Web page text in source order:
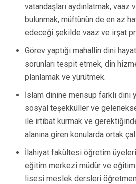
vatandaşları aydınlatmak,
bulunmak, müftünün de en az
edeceği şekilde vaaz ve irşat
Görev yaptığı mahallin dini
sorunları tespit etmek, din
planlamak ve yürütmek.
İslam dinine mensup farklı dini
sosyal teşekküller ve
ile irtibat kurmak ve
alanına giren konularda ortak
İlahiyat fakültesi öğretim
eğitim merkezi müdür ve
lisesi meslek dersleri